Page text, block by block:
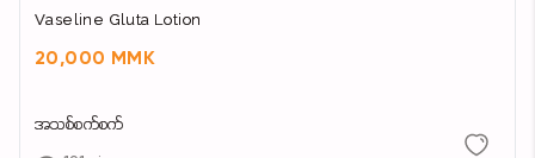
Vaseline Gluta Lotion
20,000 MMK
အသစ်စက်စက်